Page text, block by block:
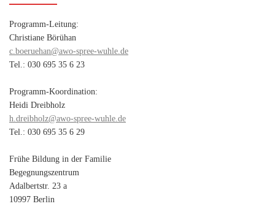
Programm-Leitung:
Christiane Börühan
c.boeruehan@awo-spree-wuhle.de
Tel.: 030 695 35 6 23
Programm-Koordination:
Heidi Dreibholz
h.dreibholz@awo-spree-wuhle.de
Tel.: 030 695 35 6 29
Frühe Bildung in der Familie
Begegnungszentrum
Adalbertstr. 23 a
10997 Berlin